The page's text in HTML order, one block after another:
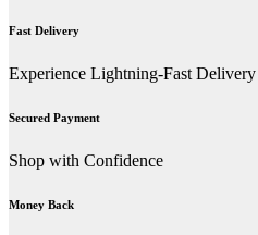
Fast Delivery
Experience Lightning-Fast Delivery
Secured Payment
Shop with Confidence
Money Back